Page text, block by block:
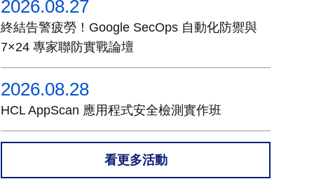
2026.08.27
終結告警疲勞！Google SecOps 自動化防禦與
7×24 專家聯防實戰論壇
2026.08.28
HCL AppScan 應用程式安全檢測實作班
看更多活動